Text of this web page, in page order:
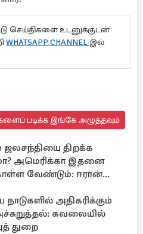
செய்திகளை உடனுக்குடன்
WHATSAPP CHANNEL இல்
படிக்க இங்கே அழுத்தவும்
திறக்க
அமெரிக்கா இதனை
வேண்டும்: ஈரான்
அதிகரிக்கும்
கவலையில்
துறை